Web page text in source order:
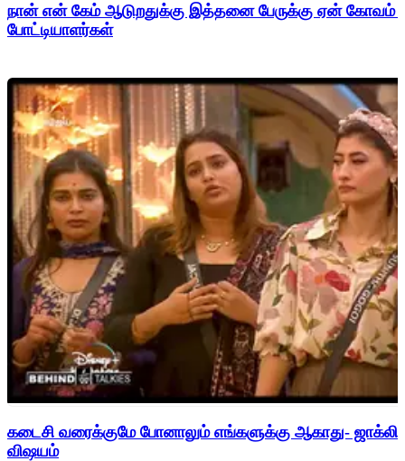
நான் என் கேம் ஆடுறதுக்கு இத்தனை பேருக்கு ஏன் கோவம் -
போட்டியாளர்கள்
கடைசி வரைக்குமே போனாலும் எங்களுக்கு ஆகாது-
விஷயம்